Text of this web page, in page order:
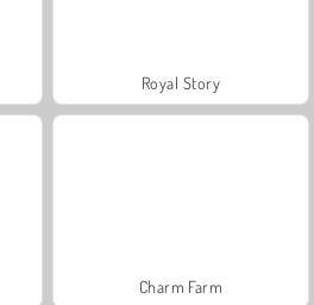
Royal Story
Charm Farm